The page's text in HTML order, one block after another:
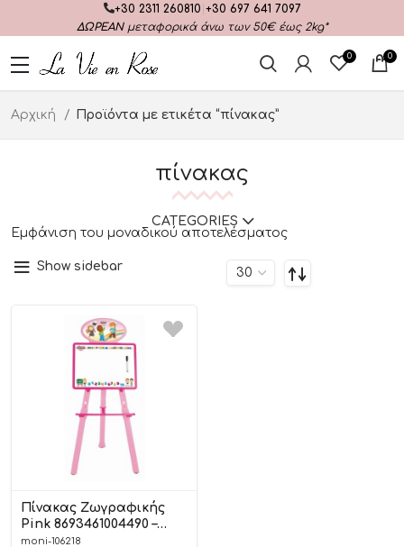
+30 2311 260810 +30 697 641 7097
ΔΩΡΕΑΝμεταφορικά άνω των 50€ έως 2kg*
0 0
Αρχική Προϊόντα με ετικέτα “πίνακας”
πίνακας
CATEGORIES
Εμφάνιση του μοναδικού αποτελέσματος
Show sidebar
Πίνακας Ζωγραφικής
Pink 8693461004490 –
Pilsan 03428
moni-106218